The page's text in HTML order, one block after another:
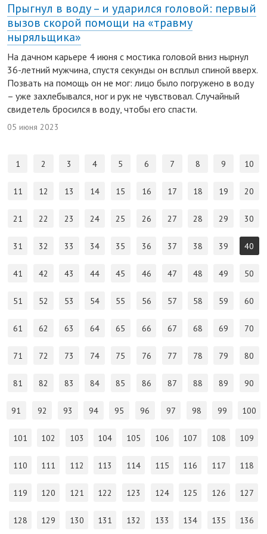
Прыгнул в воду – и ударился головой: первый
вызов скорой помощи на «травму
ныряльщика»
На дачном карьере 4 июня с мостика головой вниз нырнул
36-летний мужчина, спустя секунды он всплыл спиной вверх.
Позвать на помощь он не мог: лицо было погружено в воду
– уже захлебывался, ног и рук не чувствовал. Случайный
свидетель бросился в воду, чтобы его спасти.
05 июня 2023
1 2 3 4 5 6 7 8 9 10
11 12 13 14 15 16 17 18 19 20
21 22 23 24 25 26 27 28 29 30
31 32 33 34 35 36 37 38 39 40
41 42 43 44 45 46 47 48 49 50
51 52 53 54 55 56 57 58 59 60
61 62 63 64 65 66 67 68 69 70
71 72 73 74 75 76 77 78 79 80
81 82 83 84 85 86 87 88 89 90
91 92 93 94 95 96 97 98 99 100
101 102 103 104 105 106 107 108 109
110 111 112 113 114 115 116 117 118
119 120 121 122 123 124 125 126 127
128 129 130 131 132 133 134 135 136